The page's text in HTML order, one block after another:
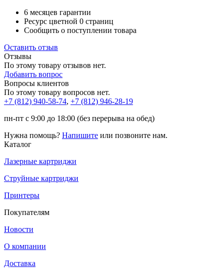
6 месяцев гарантии
Ресурс цветной 0 страниц
Сообщить о поступлении товара
Оставить отзыв
Отзывы
По этому товару отзывов нет.
Добавить вопрос
Вопросы клиентов
По этому товару вопросов нет.
+7 (812) 940-58-74, +7 (812) 946-28-19
пн-пт с 9:00 до 18:00 (без перерыва на обед)
Нужна помощь? Напишите или позвоните нам.
Каталог
Лазерные картриджи
Струйные картриджи
Принтеры
Покупателям
Новости
О компании
Доставка